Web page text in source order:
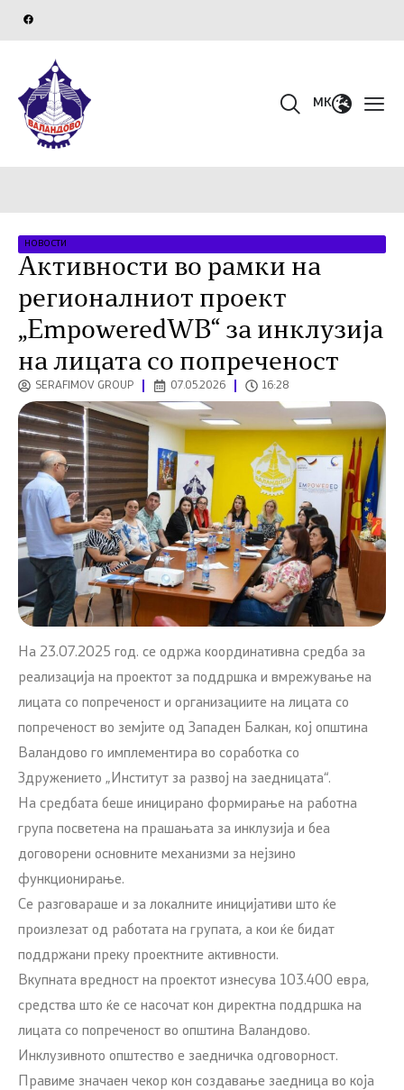
MK
НОВОСТИ
Активности во рамки на
регионалниот проект
„EmpoweredWB“ за инклузија
на лицата со попреченост
SERAFIMOV GROUP 07.05.2026 16:28
На 23.07.2025 год. се одржа координативна средба за
реализација на проектот за поддршка и вмрежување на
лицата со попреченост и организациите на лицата со
попреченост во земјите од Западен Балкан, кој општина
Валандово го имплементира во соработка со
Здружението „Институт за развој на заедницата“.
На средбата беше иницирано формирање на работна
група посветена на прашањата за инклузија и беа
договорени основните механизми за нејзино
функционирање.
Се разговараше и за локалните иницијативи што ќе
произлезат од работата на групата, а кои ќе бидат
поддржани преку проектните активности.
Вкупната вредност на проектот изнесува 103.400 евра,
средства што ќе се насочат кон директна поддршка на
лицата со попреченост во општина Валандово.
Инклузивното општество е заедничка одговорност.
Правиме значаен чекор кон создавање заедница во која